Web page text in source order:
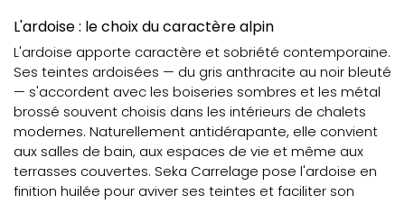
L'ardoise : le choix du caractère alpin
L'ardoise apporte caractère et sobriété contemporaine.
Ses teintes ardoisées — du gris anthracite au noir bleuté
— s'accordent avec les boiseries sombres et les métal
brossé souvent choisis dans les intérieurs de chalets
modernes. Naturellement antidérapante, elle convient
aux salles de bain, aux espaces de vie et même aux
terrasses couvertes. Seka Carrelage pose l'ardoise en
finition huilée pour aviver ses teintes et faciliter son